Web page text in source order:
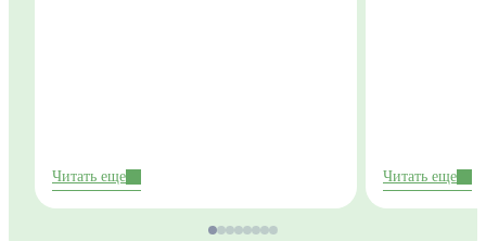
Читать еще Читать еще